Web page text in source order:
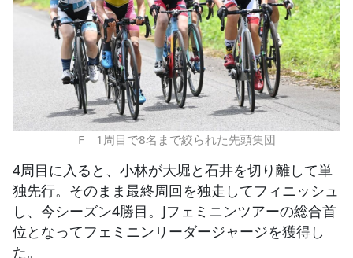
F 1周目で8名まで絞られた先頭集団
4周目に入ると、小林が大堀と石井を切り離して単
独先行。そのまま最終周回を独走してフィニッシュ
し、今シーズン4勝目。Jフェミニンツアーの総合首
位となってフェミニンリーダージャージを獲得し
た。